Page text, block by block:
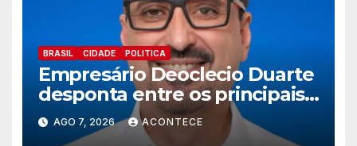
BRASIL CIDADE POLITICA
Empresário Deoclecio Duarte
desponta entre os principais
nomes do União Brasil para
deputado estadual
AGO 7, 2026 ACONTECE